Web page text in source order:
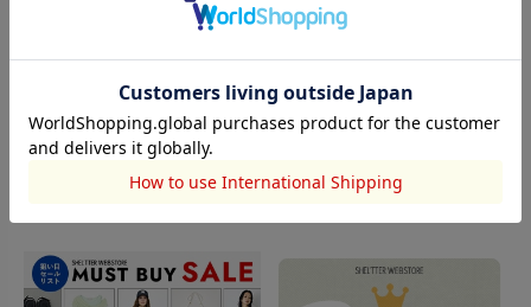
このアイテムを見た人がチェックしている商品
閲覧中カテゴリーのランキング
TOPICS